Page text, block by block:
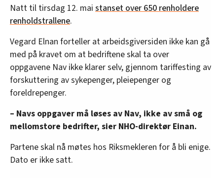
Natt til tirsdag 12. mai stanset over 650 renholdere
renholdstrallene.
Vegard Elnan forteller at arbeidsgiversiden ikke kan gå
med på kravet om at bedriftene skal ta over
oppgavene Nav ikke klarer selv, gjennom tariffesting av
forskuttering av sykepenger, pleiepenger og
foreldrepenger.
– Navs oppgaver må løses av Nav, ikke av små og
mellomstore bedrifter, sier NHO-direktør Einan.
Partene skal nå møtes hos Riksmekleren for å bli enige.
Dato er ikke satt.